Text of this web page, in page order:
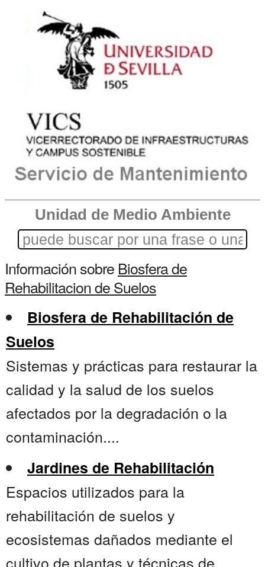
Unidad de Medio Ambiente
Información sobre Biosfera de
Rehabilitacion de Suelos
Biosfera de Rehabilitación de
Suelos
Sistemas y prácticas para restaurar la
calidad y la salud de los suelos
afectados por la degradación o la
contaminación....
Jardines de Rehabilitación
Espacios utilizados para la
rehabilitación de suelos y
ecosistemas dañados mediante el
cultivo de plantas y técnicas de